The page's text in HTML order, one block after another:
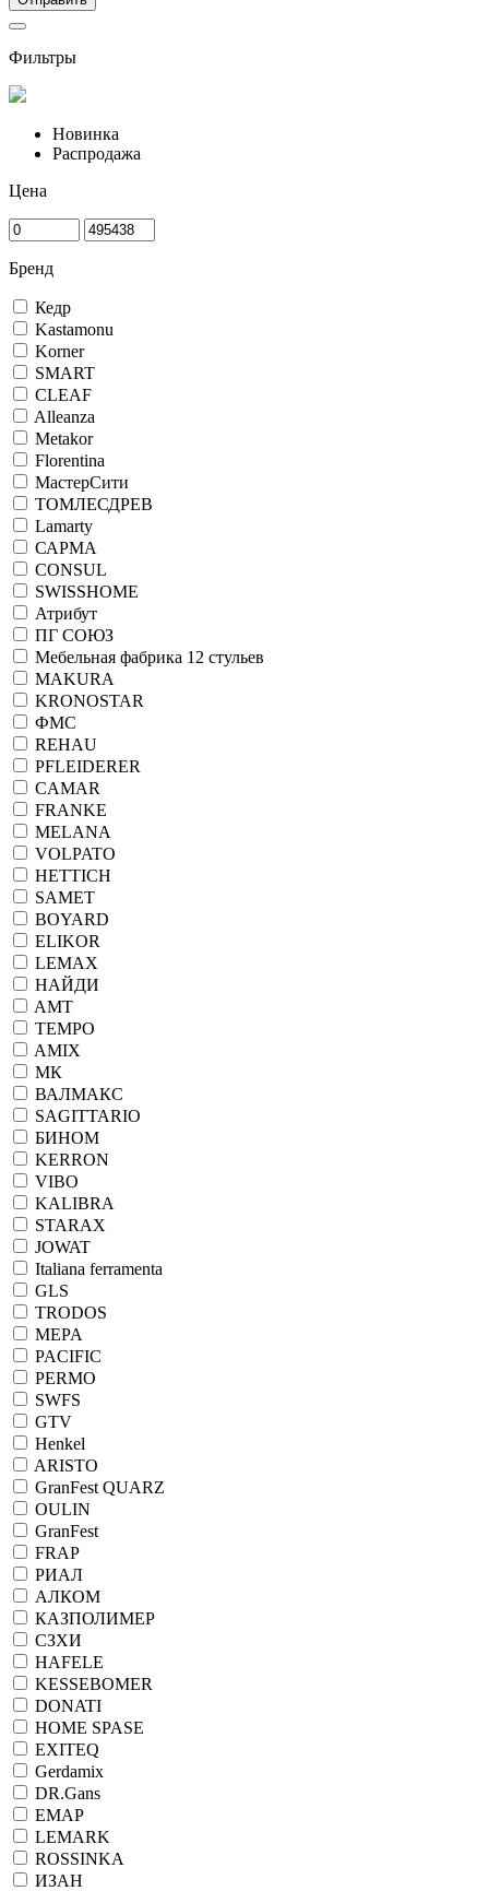
Фильтры
Новинка
Распродажа
Цена
Бренд
Кедр
Kastamonu
Korner
SMART
CLEAF
Alleanza
Metakor
Florentina
МастерСити
ТОМЛЕСДРЕВ
Lamarty
САРМА
CONSUL
SWISSHOME
Атрибут
ПГ СОЮЗ
Мебельная фабрика 12 стульев
MAKURA
KRONOSTAR
ФМС
REHAU
PFLEIDERER
CAMAR
FRANKE
MELANA
VOLPATO
HETTICH
SAMET
BOYARD
ELIKOR
LEMAX
НАЙДИ
AMT
TEMPO
AMIX
МК
ВАЛМАКС
SAGITTARIO
БИНОМ
KERRON
VIBO
KALIBRA
STARAX
JOWAT
Italiana ferramenta
GLS
TRODOS
MEPA
PACIFIC
PERMO
SWFS
GTV
Henkel
ARISTO
GranFest QUARZ
OULIN
GranFest
FRAP
РИАЛ
АЛКОМ
КАЗПОЛИМЕР
СЗХИ
HAFELE
KESSEBOMER
DONATI
HOME SPASE
EXITEQ
Gerdamix
DR.Gans
ЕМАР
LEMARK
ROSSINKA
ИЗАН